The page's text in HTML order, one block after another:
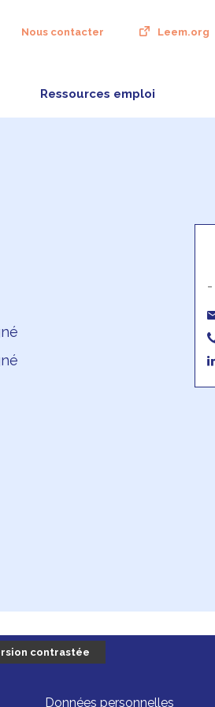
Nous contacter Leem.org
Ressources emploi
-
contrastée
Données personnelles